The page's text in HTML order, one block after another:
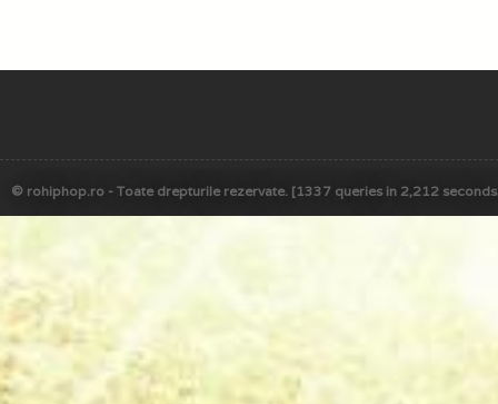
© rohiphop.ro - Toate drepturile rezervate. [1337 queries in 2,212